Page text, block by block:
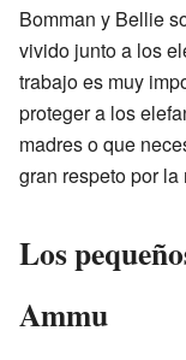
Bomman y Bellie
vivido junto a los
trabajo es muy
proteger a los
madres o que
gran respeto por la
Los
Ammu